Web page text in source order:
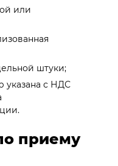
или
штуки;
указана с НДС
приему